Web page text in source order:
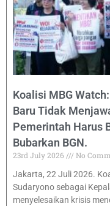
Koalisi MBG
Baru Tidak
Pemerintah Harus
Bubarkan BGN.
23rd July 2026
No
Jakarta, 22 Juli 2026.
Sudaryono sebagai
menyelesaikan krisis